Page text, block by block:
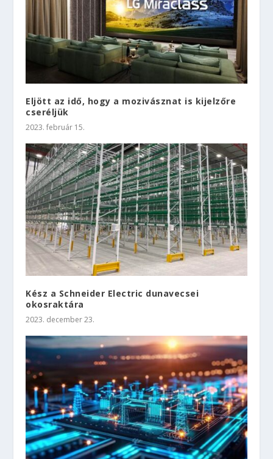
Eljött az idő, hogy a mozivásznat is kijelzőre
cseréljük
2023. február 15.
Kész a Schneider Electric dunavecsei
okosraktára
2023. december 23.